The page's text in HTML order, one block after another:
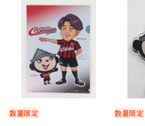
数量限定 数量限定